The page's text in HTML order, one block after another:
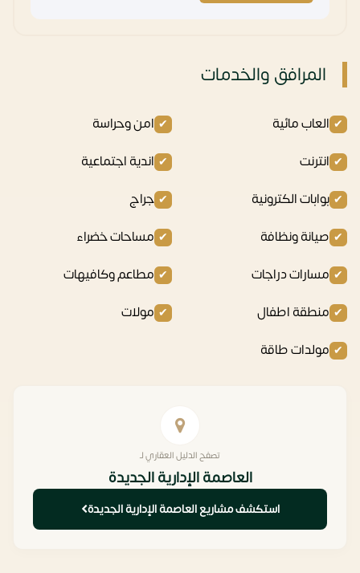
المرافق والخدمات
العاب مائية
امن وحراسة
انترنت
اندية اجتماعية
بوابات الكترونية
جراج
صيانة ونظافة
مساحات خضراء
مسارات دراجات
مطاعم وكافيهات
منطقة اطفال
مولات
مولدات طاقة
تصفح الدليل العقاري لـ
العاصمة الإدارية الجديدة
استكشف مشاريع العاصمة الإدارية الجديدة